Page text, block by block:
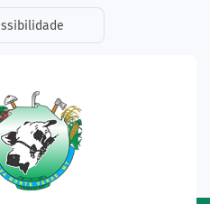
Instagram
Social Radar